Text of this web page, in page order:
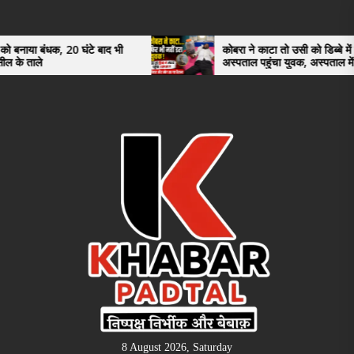
the
content
20 घंटे बाद भी
कोबरा ने काटा तो उसी को डिब्बे में बंद कर
अस्पताल पहुंचा युवक, अस्पताल में देखकर
भी रह गए हैरान
8 August 2026, Saturday